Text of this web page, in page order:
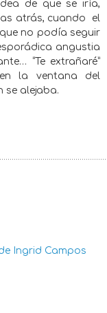
de que se iría,
atrás, cuando
el
no podía seguir
angustia
“Te extrañaré”
la ventana del
se alejaba.
Ingrid Campos